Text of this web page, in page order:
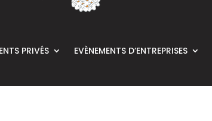
PRIVÉS EVÈNEMENTS D’ENTREPRISES